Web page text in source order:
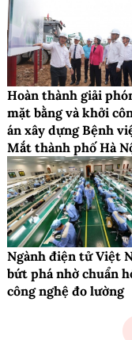
Hoàn thành giải
mặt bằng và khởi
án xây dựng Bệnh
Mắt thành phố Hà
Ngành điện tử Việt
bứt phá nhờ chuẩn
công nghệ đo lường